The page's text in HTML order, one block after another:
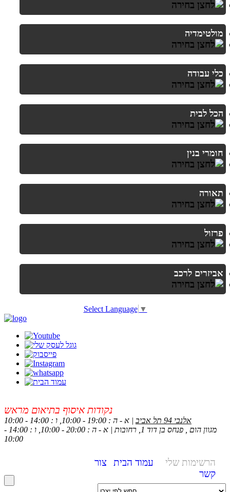
מולטימדיה
כלי עבודה
הכל לבית
חומרי בנין
תאורה
פרזול
אביזרים לרכב
Select Language ▼
נקודות איסוף בתיאום מראש
אלנבי 94 תל אביב
| א - ה : 19:00 - 10:00, ו : 14:00 - 10:00
מגוון הום , פנחס בן דוד 1, רחובות | א - ה : 20:00 - 10:00, ו : 14:00 -
10:00
הרשימות שלי עמוד הבית
צור
קשר